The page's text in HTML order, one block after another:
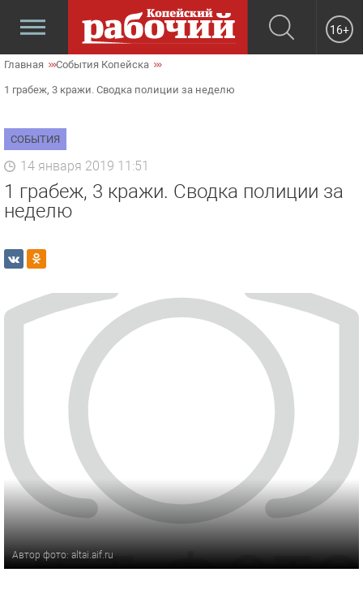
16+
Главная События Копейска
1 грабеж, 3 кражи. Сводка полиции за неделю
СОБЫТИЯ
14 января 2019 11:51
1 грабеж, 3 кражи. Сводка полиции за
неделю
Автор фото: altai.aif.ru